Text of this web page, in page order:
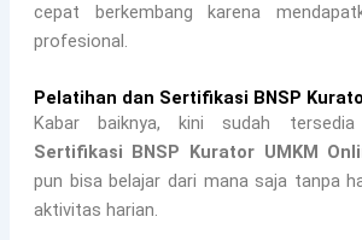
cepat berkembang karena
profesional.
Pelatihan dan Sertifikasi BNSP
Kabar baiknya, kini sudah tersedia
Sertifikasi BNSP Kurator UMKM
pun bisa belajar dari mana saja tanpa
aktivitas harian.